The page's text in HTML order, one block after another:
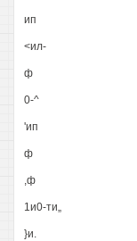
ип
<ил-
ф
0-^
'ип
ф
,ф
1и0-ти„
}и.